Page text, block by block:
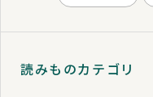
読みものカテゴリ